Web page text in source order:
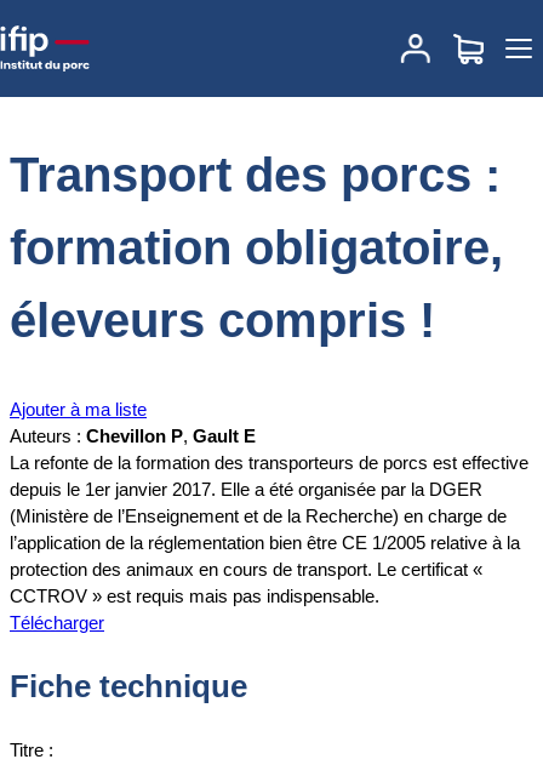
Accueil
Transport des porcs : formation
obligatoire, éleveurs compris !
Transport des porcs :
formation obligatoire,
éleveurs compris !
Ajouter à ma liste
Auteurs : Chevillon P, Gault E
La refonte de la formation des transporteurs de porcs est effective
depuis le 1er janvier 2017. Elle a été organisée par la DGER
(Ministère de l’Enseignement et de la Recherche) en charge de
l’application de la réglementation bien être CE 1/2005 relative à la
protection des animaux en cours de transport. Le certificat «
CCTROV » est requis mais pas indispensable.
Télécharger
Fiche technique
Titre :